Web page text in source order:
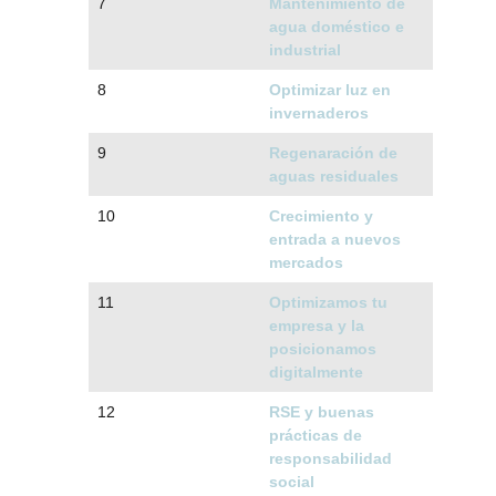
7
Mantenimiento de
agua doméstico e
industrial
8
Optimizar luz en
invernaderos
9
Regenaración de
aguas residuales
10
Crecimiento y
entrada a nuevos
mercados
11
Optimizamos tu
empresa y la
posicionamos
digitalmente
12
RSE y buenas
prácticas de
responsabilidad
social